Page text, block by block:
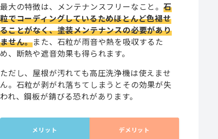
最大の特徴は、メンテナンスフリーなこと。 石
粒でコーディングしているためほとんど色褪せ
ることがなく、塗装メンテナンスの必要があり
ません。また、石粒が雨音や熱を吸収するた
め、断熱や遮音効果も得られます。
ただし、屋根が汚れても高圧洗浄機は使えませ
ん。石粒が剥がれ落ちてしまうとその効果が失
われ、鋼板が錆びる恐れがあります。
メリット デメリット